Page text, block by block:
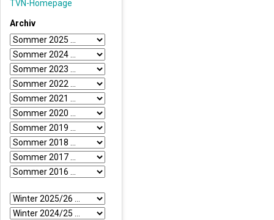
TVN-Homepage
Archiv